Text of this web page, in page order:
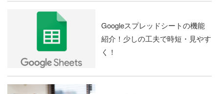
Googleスプレッドシートの機能
紹介！少しの工夫で時短・見やす
く！